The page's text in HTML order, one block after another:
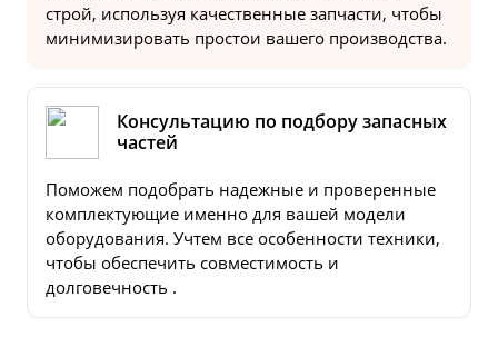
строй, используя качественные запчасти, чтобы
минимизировать простои вашего производства.
Консультацию по подбору запасных
частей
Поможем подобрать надежные и проверенные
комплектующие именно для вашей модели
оборудования. Учтем все особенности техники,
чтобы обеспечить совместимость и
долговечность .